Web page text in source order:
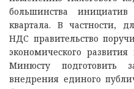
большинства
квартала. В частности,
НДС правительство
экономического
Минюсту подготовить
внедрения единого